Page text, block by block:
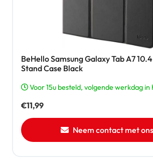
BeHello Samsung Galaxy Tab A7
Stand Case Black
Voor 15u besteld, volgende werkdag in
€11,99
Neem contact met